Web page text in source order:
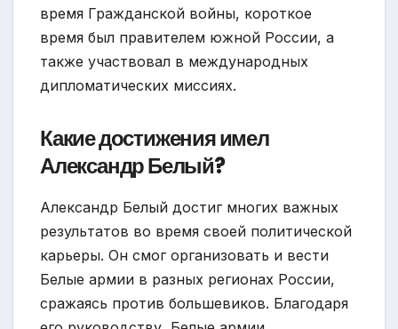
время Гражданской войны, короткое
время был правителем южной России, а
также участвовал в международных
дипломатических миссиях.
Какие достижения имел
Александр Белый?
Александр Белый достиг многих важных
результатов во время своей политической
карьеры. Он смог организовать и вести
Белые армии в разных регионах России,
сражаясь против большевиков. Благодаря